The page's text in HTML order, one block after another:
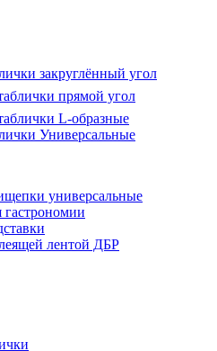
закруглённый угол
прямой угол
L-образные
Универсальные
универсальные
лентой ДБР